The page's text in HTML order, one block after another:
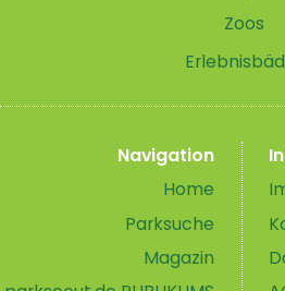
Zoos
Navigation
Home
Parksuche
Magazin